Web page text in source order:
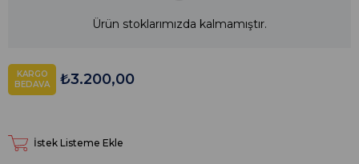
Ürün stoklarımızda kalmamıştır.
KARGO
BEDAVA
₺3.200,00
İstek Listeme Ekle